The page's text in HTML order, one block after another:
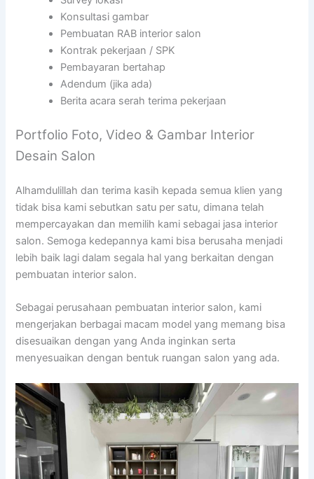
Konsultasi gambar
Pembuatan RAB interior salon
Kontrak pekerjaan / SPK
Pembayaran bertahap
Adendum (jika ada)
Berita acara serah terima pekerjaan
Portfolio Foto, Video & Gambar Interior
Desain Salon
Alhamdulillah dan terima kasih kepada semua klien yang
tidak bisa kami sebutkan satu per satu, dimana telah
mempercayakan dan memilih kami sebagai jasa interior
salon. Semoga kedepannya kami bisa berusaha menjadi
lebih baik lagi dalam segala hal yang berkaitan dengan
pembuatan interior salon.
Sebagai perusahaan pembuatan interior salon, kami
mengerjakan berbagai macam model yang memang bisa
disesuaikan dengan yang Anda inginkan serta
menyesuaikan dengan bentuk ruangan salon yang ada.